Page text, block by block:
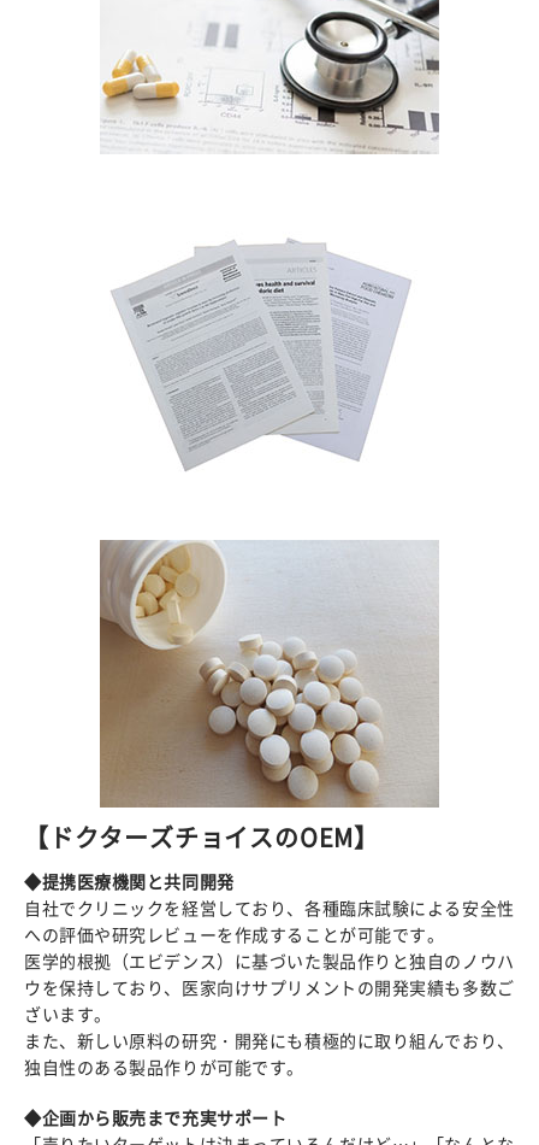
【ドクターズチョイスのOEM】
◆提携医療機関と共同開発
自社でクリニックを経営しており、各種臨床試験による安全性
への評価や研究レビューを作成することが可能です。
医学的根拠（エビデンス）に基づいた製品作りと独自のノウハ
ウを保持しており、医家向けサプリメントの開発実績も多数ご
ざいます。
また、新しい原料の研究・開発にも積極的に取り組んでおり、
独自性のある製品作りが可能です。
◆企画から販売まで充実サポート